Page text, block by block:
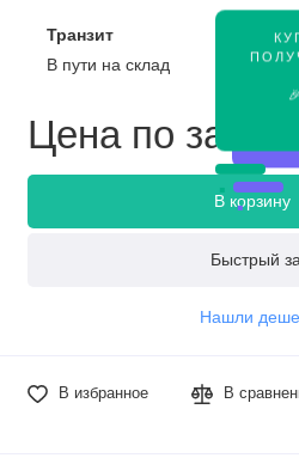
Транзит
В пути на склад
Цена по
В корзину
Быстрый
Нашли
В избранное В